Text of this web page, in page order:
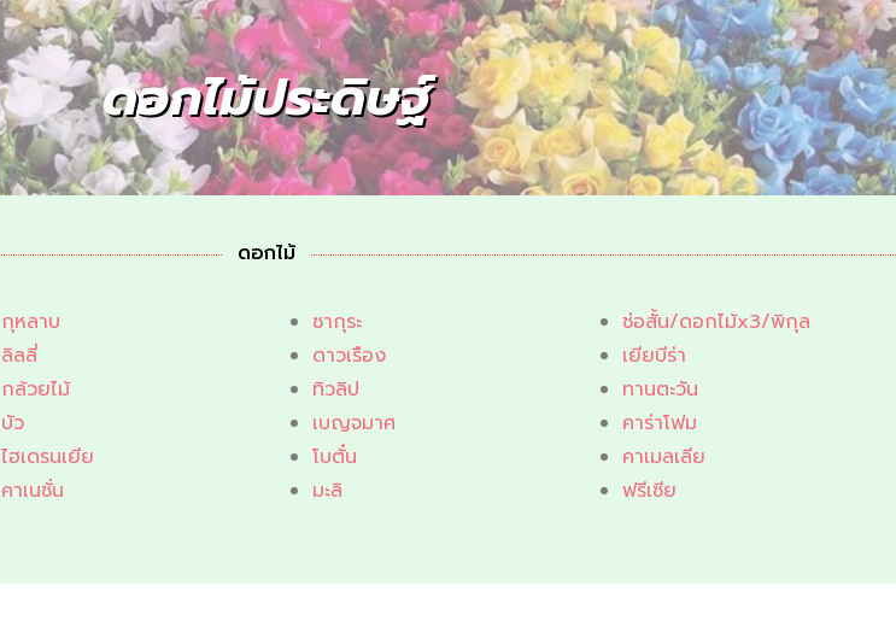
ดอกไม้ประดิษฐ์
ดอกไม้
กุหลาบ
ลิลลี่
กล้วยไม้
บัว
ไฮเดรนเยีย
คาเนชั่น
ซากุระ
ดาวเรือง
ทิวลิป
เบญจมาศ
โบตั๋น
มะลิ
ช่อสั้น/ดอกไม้x3/พิกุล
เยียบีร่า
ทานตะวัน
คาร่าโฟม
คาเมลเลีย
ฟรีเซีย